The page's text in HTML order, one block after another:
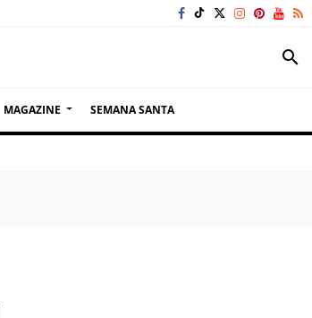
search
MAGAZINE SEMANA SANTA